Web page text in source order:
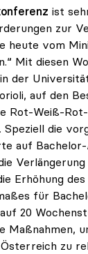
ist
zur
heute vom
Mit diesen
der
auf den
Rot-Weiß-
die
auf
Verlängerung
Erhöhung des
für
20
Maßnahmen,
zu